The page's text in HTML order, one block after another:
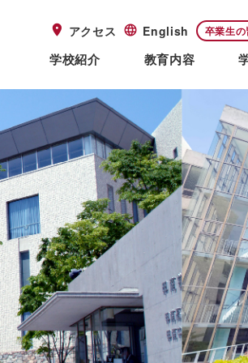
アクセス English 卒業生
学校紹介 教育内容